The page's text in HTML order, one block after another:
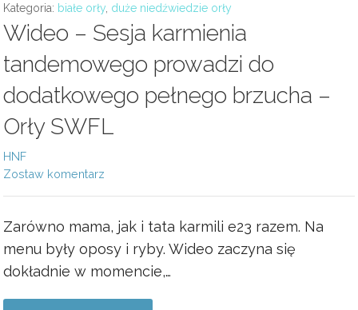
Kategoria: białe orły duże niedźwiedzie orły
Wideo – Sesja karmienia
tandemowego prowadzi do
dodatkowego pełnego brzucha –
Orły SWFL
HNF
Zostaw komentarz
Zarówno mama, jak i tata karmili e23 razem. Na
menu były oposy i ryby. Wideo zaczyna się
dokładnie w momencie,…